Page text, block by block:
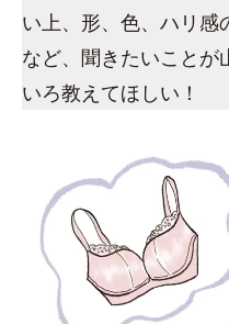
い上、形、色、ハリ感
など、聞きたいことが
いろ教えてほしい！